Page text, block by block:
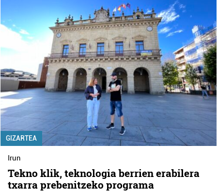
GIZARTEA
Irun
Tekno klik, teknologia berrien erabilera
txarra prebenitzeko programa